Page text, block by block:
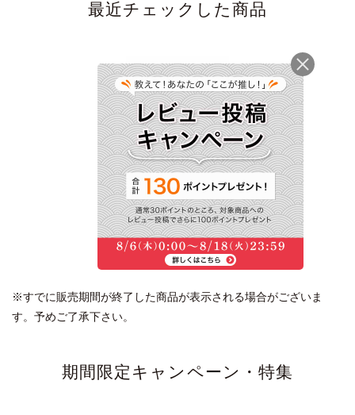
最近チェックした商品
本枯鰹節フレッシュパ
ック詰合せ SKV300＜
常温・O＞
3,240円(税込)
※すでに販売期間が終了した商品が表示される場合がございま
す。予めご了承下さい。
期間限定キャンペーン・特集